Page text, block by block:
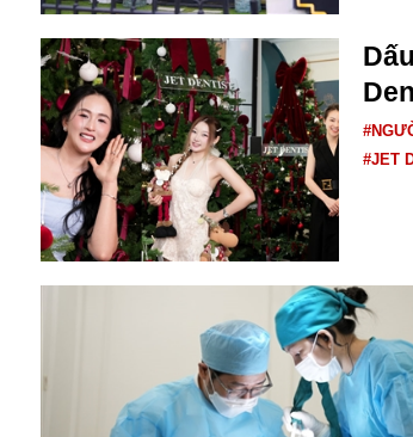
Crimea
Chính trị
Công nghệ
Chuyện hay
Chuyện lạ
Cuộc sống quanh ta
Casino
Chiến tranh thương mại
Chi hội phụ nữ TTTM Mátxcơva
Cao tốc
#JET